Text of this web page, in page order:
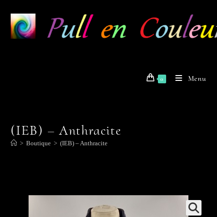
content
0 Menu
(IEB) – Anthracite
> Boutique > (IEB) – Anthracite